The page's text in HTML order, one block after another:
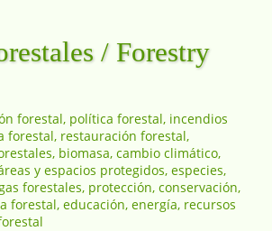
/ Forestry
forestal, política forestal, incendios
forestal, restauración forestal,
biomasa, cambio climático,
y espacios protegidos, especies,
forestales, protección, conservación,
forestal, educación, energía, recursos